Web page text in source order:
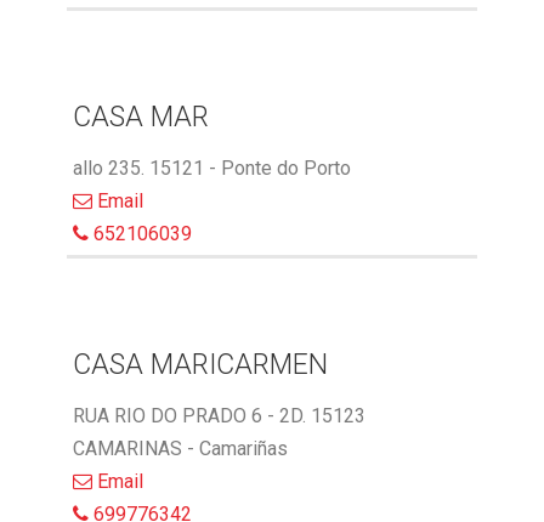
CASA MAR
allo 235. 15121 - Ponte do Porto
Email
652106039
CASA MARICARMEN
RUA RIO DO PRADO 6 - 2D. 15123
CAMARINAS - Camariñas
Email
699776342